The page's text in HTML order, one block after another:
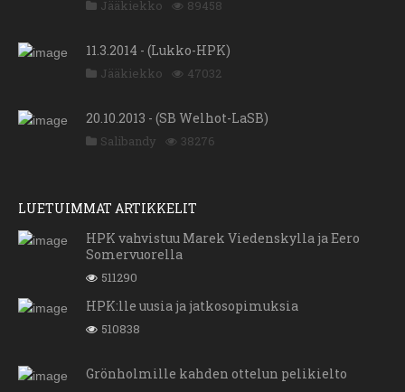
Jääkiekko 89458
11.3.2014 - (Lukko-HPK)
Jääkiekko 47032
20.10.2013 - (SB Welhot-LaSB)
Salibandy 38276
LUETUIMMAT ARTIKKELIT
HPK vahvistuu Marek Viedenskylla ja Eero
Somervuorella
511290
HPK:lle uusia ja jatkosopimuksia
510838
Grönholmille kahden ottelun pelikielto